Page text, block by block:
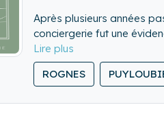
Après plusieurs années
conciergerie fut une
l’écoute et une
My Sense Conciergerie
vos hôtes.
ROGNES